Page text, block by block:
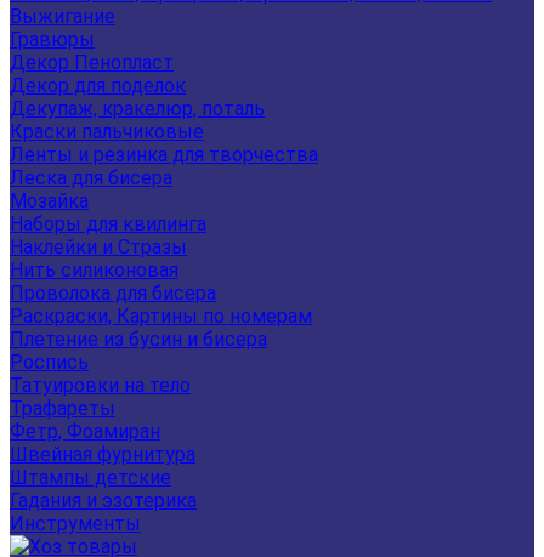
Выжигание
Гравюры
Декор Пенопласт
Декор для поделок
Декупаж, кракелюр, поталь
Краски пальчиковые
Ленты и резинка для творчества
Леска для бисера
Мозайка
Наборы для квилинга
Наклейки и Стразы
Нить силиконовая
Проволока для бисера
Раскраски, Картины по номерам
Плетение из бусин и бисера
Роспись
Татуировки на тело
Трафареты
Фетр, Фоамиран
Швейная фурнитура
Штампы детские
Гадания и эзотерика
Инструменты